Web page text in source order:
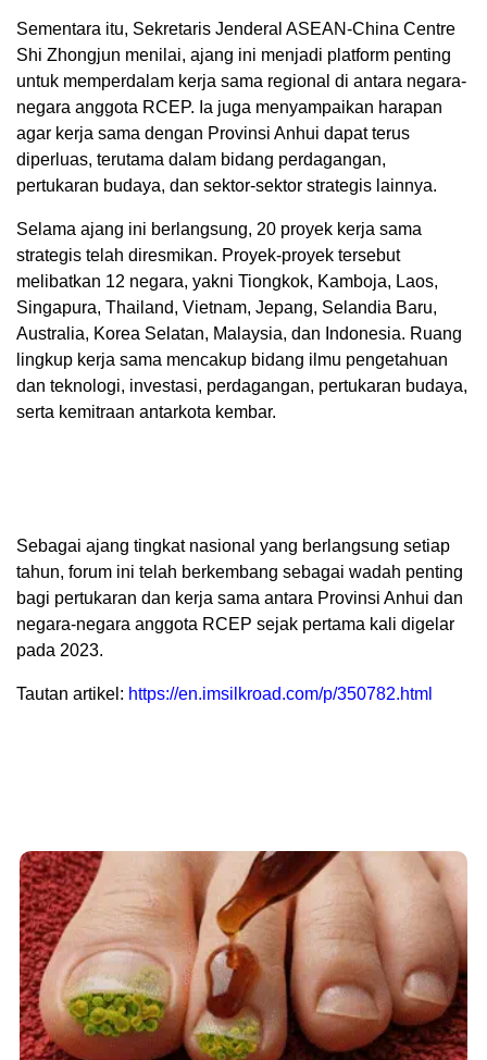
Sementara itu, Sekretaris Jenderal ASEAN-China Centre
Shi Zhongjun menilai, ajang ini menjadi platform penting
untuk memperdalam kerja sama regional di antara negara-
negara anggota RCEP. Ia juga menyampaikan harapan
agar kerja sama dengan Provinsi Anhui dapat terus
diperluas, terutama dalam bidang perdagangan,
pertukaran budaya, dan sektor-sektor strategis lainnya.
Selama ajang ini berlangsung, 20 proyek kerja sama
strategis telah diresmikan. Proyek-proyek tersebut
melibatkan 12 negara, yakni Tiongkok, Kamboja, Laos,
Singapura, Thailand, Vietnam, Jepang, Selandia Baru,
Australia, Korea Selatan, Malaysia, dan Indonesia. Ruang
lingkup kerja sama mencakup bidang ilmu pengetahuan
dan teknologi, investasi, perdagangan, pertukaran budaya,
serta kemitraan antarkota kembar.
Sebagai ajang tingkat nasional yang berlangsung setiap
tahun, forum ini telah berkembang sebagai wadah penting
bagi pertukaran dan kerja sama antara Provinsi Anhui dan
negara-negara anggota RCEP sejak pertama kali digelar
pada 2023.
Tautan artikel: https://en.imsilkroad.com/p/350782.html